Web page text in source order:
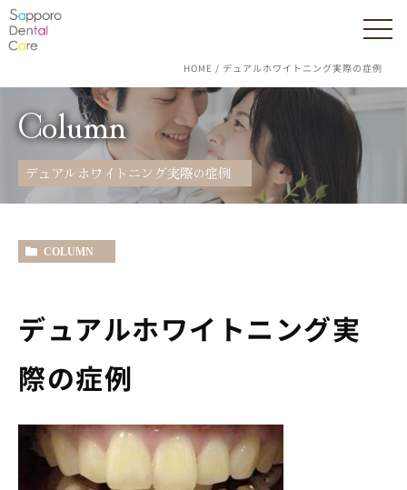
HOME デュアルホワイトニング実際の症例
Column
デュアルホワイトニング実際の症例
COLUMN
デュアルホワイトニング実
際の症例